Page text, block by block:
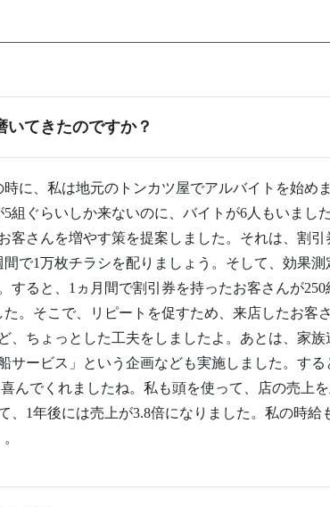
てきたのですか？
に、私は地元のトンカツ屋でアルバイトを始め
組ぐらいしか来ないのに、バイトが6人もいまし
客さんを増やす策を提案しました。それは、割
で1万枚チラシを配りましょう。そして、効果測
すると、1ヵ月間で割引券を持ったお客さんが
。そこで、リピートを促すため、来店したお客
、ちょっとした工夫をしましたよ。あとは、家
ービス」という企画なども実施しました。する
んでくれましたね。私も頭を使って、店の売上
1年後には売上が3.8倍になりました。私の時給